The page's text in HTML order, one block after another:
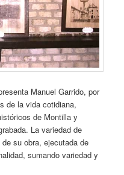
Manuel Garrido, por
de la vida cotidiana,
de Montilla y
La variedad de
su obra, ejecutada de
sumando variedad y